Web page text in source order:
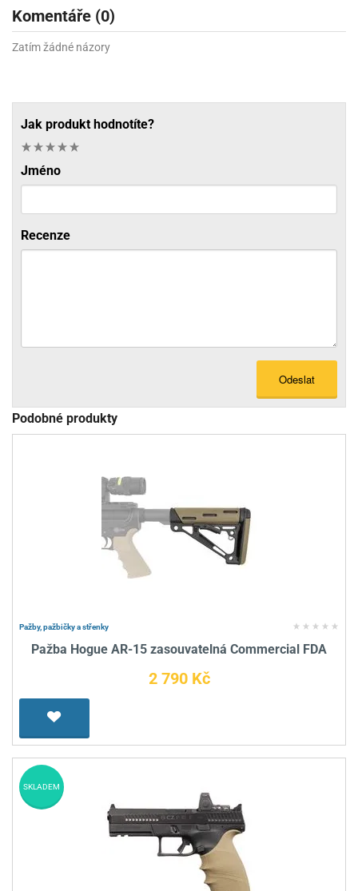
Komentáře (0)
Zatím žádné názory
Jak produkt hodnotíte?
Jméno
Recenze
Odeslat
Podobné produkty
Pažby, pažbičky a střenky
Pažba Hogue AR-15 zasouvatelná Commercial FDA
2 790 Kč
SKLADEM